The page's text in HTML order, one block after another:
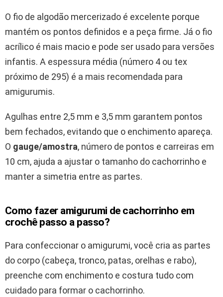
O fio de algodão mercerizado é excelente porque
mantém os pontos definidos e a peça firme. Já o fio
acrílico é mais macio e pode ser usado para versões
infantis. A espessura média (número 4 ou tex
próximo de 295) é a mais recomendada para
amigurumis.
Agulhas entre 2,5 mm e 3,5 mm garantem pontos
bem fechados, evitando que o enchimento apareça.
O gauge/amostra, número de pontos e carreiras em
10 cm, ajuda a ajustar o tamanho do cachorrinho e
manter a simetria entre as partes.
Como fazer amigurumi de cachorrinho em
crochê passo a passo?
Para confeccionar o amigurumi, você cria as partes
do corpo (cabeça, tronco, patas, orelhas e rabo),
preenche com enchimento e costura tudo com
cuidado para formar o cachorrinho.